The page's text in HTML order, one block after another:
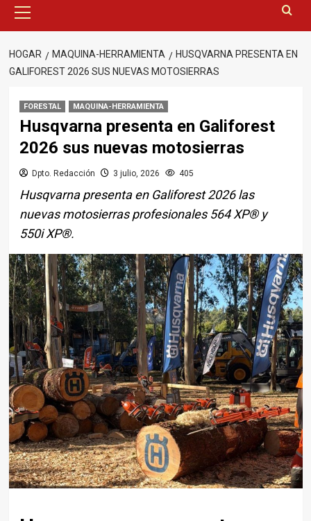
principal
HOGAR MAQUINA-HERRAMIENTA
HUSQVARNA PRESENTA EN
GALIFOREST 2026 SUS NUEVAS MOTOSIERRAS
FORESTAL MAQUINA-HERRAMIENTA
Husqvarna presenta en Galiforest
2026 sus nuevas motosierras
Dpto. Redacción 3 julio, 2026 405
Husqvarna presenta en Galiforest 2026 las
nuevas motosierras profesionales 564 XP® y
550i XP®.